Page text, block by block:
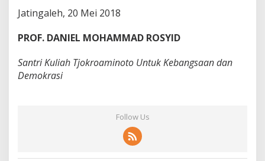
Jatingaleh, 20 Mei 2018
PROF. DANIEL MOHAMMAD ROSYID
Santri Kuliah Tjokroaminoto Untuk Kebangsaan dan
Demokrasi
Follow Us